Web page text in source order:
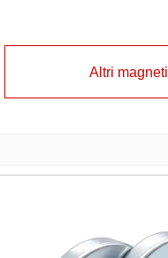
Altri magneti